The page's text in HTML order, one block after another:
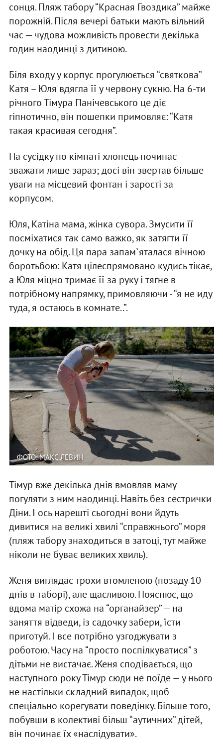
сонця. Пляж табору “Красная Гвоздика” майже
порожній. Після вечері батьки мають вільний
час — чудова можливість провести декілька
годин наодинці з дитиною.
Біля входу у корпус прогулюється “святкова”
Катя – Юля вдягла її у червону сукню. На 6-ти
річного Тімура Панічевського це діє
гіпнотично, він пошепки примовляє: “Катя
такая красивая сегодня”.
На сусідку по кімнаті хлопець починає
зважати лише зараз; досі він звертав більше
уваги на місцевий фонтан і зарості за
корпусом.
Юля, Катіна мама, жінка сувора. Змусити її
посміхатися так само важко, як затягти її
дочку на обід. Ця пара запам`яталася вічною
боротьбою: Катя цілеспрямовано кудись тікає,
а Юля міцно тримає її за руку і тягне в
потрібному напрямку, примовляючи - “я не иду
туда, я остаюсь в комнате..”.
ФОТО: МАКС ЛЕВИН
Тімур вже декілька днів вмовляв маму
погуляти з ним наодинці. Навіть без сестрички
Діни. І ось нарешті сьогодні вони йдуть
дивитися на великі хвилі “справжнього” моря
(пляж табору знаходиться в затоці, тут майже
ніколи не буває великих хвиль).
Женя виглядає трохи втомленою (позаду 10
днів в таборі), але щасливою. Пояснює, що
вдома матір схожа на “органайзер” — на
заняття відведи, із садочку забери, їсти
приготуй. І все потрібно узгоджувати з
роботою. Часу на “просто поспілкуватися” з
дітьми не вистачає. Женя сподівається, що
наступного року Тімур сюди не поїде — у нього
не настільки складний випадок, щоб
спеціально корегувати поведінку. Більше того,
побувши в колективі більш “аутичних” дітей,
він починає їх «наслідувати».